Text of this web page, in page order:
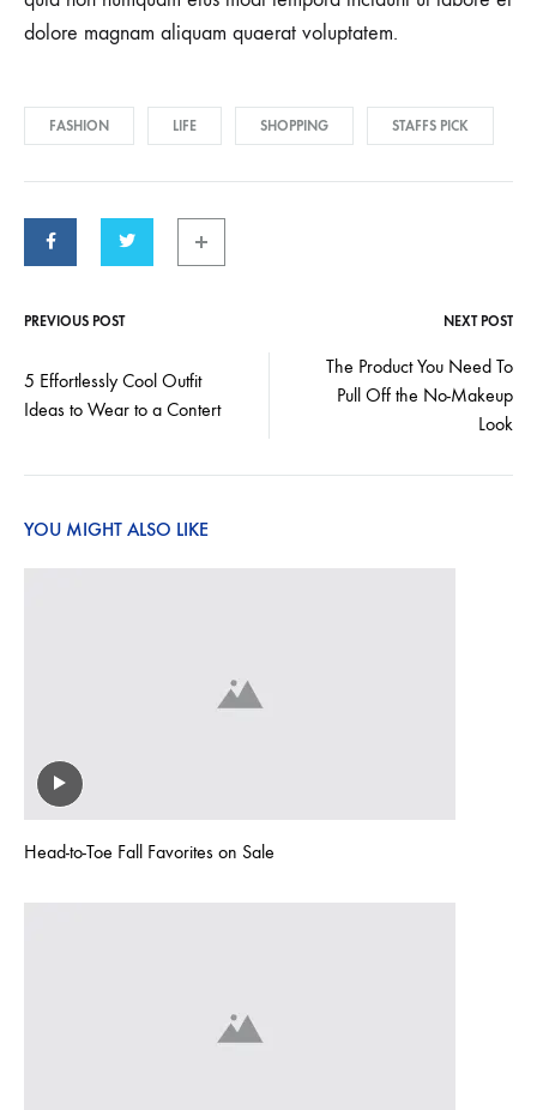
dolore magnam aliquam quaerat voluptatem.
FASHION LIFE SHOPPING STAFFS PICK
navigation
PREVIOUS POST NEXT POST
5 Effortlessly Cool Outfit
Ideas to Wear to a Contert
The Product You Need To
Pull Off the No-Makeup
Look
YOU MIGHT ALSO LIKE
Head-to-Toe Fall Favorites on Sale